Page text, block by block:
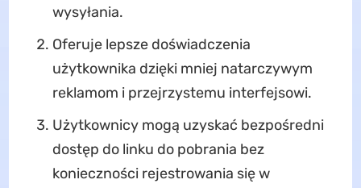
wysyłania.
Oferuje lepsze doświadczenia
użytkownika dzięki mniej natarczywym
reklamom i przejrzystemu interfejsowi.
Użytkownicy mogą uzyskać bezpośredni
dostęp do linku do pobrania bez
konieczności rejestrowania się w